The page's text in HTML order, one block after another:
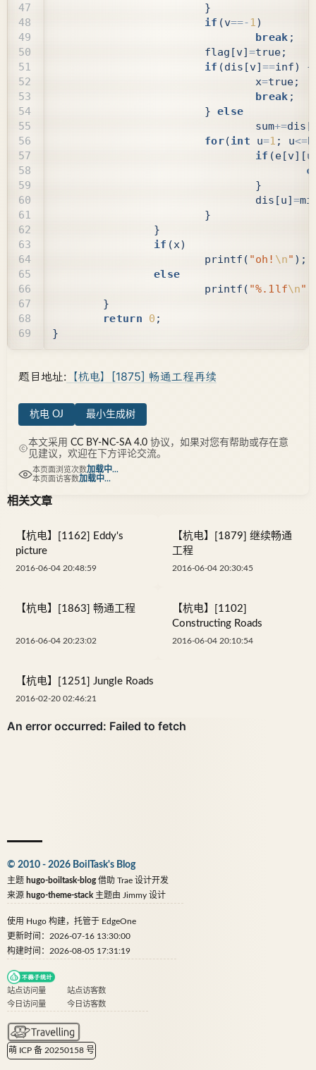
54
64
}
if (v==-1)
break ;
flag [v]=true;
if (dis [v]==inf)
{
x=true;
break ;
} else
sum+=dis [
for(int u=1 ; u<=N
if (e[v][u
}
dis [u]=
}
}
if (x)
printf ( "oh! \n" );
else
printf ( "%.1lf\n"
}
return
0 ;
}
题目地址: 【杭电】[1875] 畅通工程再续
杭电 OJ 最小生成树
本文采用 CC BY-NC-SA 4.0协议，如果对您有帮助或存在意
见建议，欢迎在下方评论交流。
本页面浏览次数加载中...
本页面访客数加载中...
相关文章
【杭电】[1162] Eddy's
picture
2016-06-04 20:48:59
【杭电】[1879] 继续畅通
工程
2016-06-04 20:30:45
【杭电】[1863] 畅通工程
2016-06-04 20:23:02
【杭电】[1102]
Constructing Roads
2016-06-04 20:10:54
【杭电】[1251] Jungle Roads
2016-02-20 02:46:21
© 2010 - 2026 BoilTask's Blog
主题 hugo-boiltask-blog借助 Trae 设计开发
来源 hugo-theme-stack 主题由 Jimmy 设计
使用 Hugo 构建，托管于 EdgeOne
更新时间：2026-07-16 13:30:00
构建时间：2026-08-05 17:31:19
站点访问量
站点访客数
今日访问量
今日访客数
萌 ICP 备 20250158 号